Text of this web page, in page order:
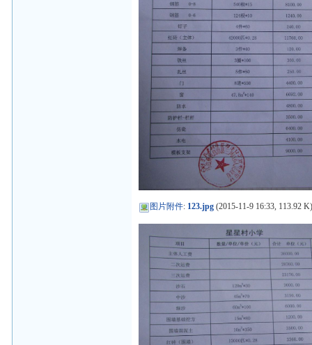
图片附件: 123.jpg (2015-11-9 16:33, 113.92